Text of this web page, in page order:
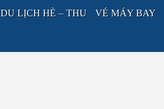
DU LỊCH HÈ – THU VÉ MÁY BAY